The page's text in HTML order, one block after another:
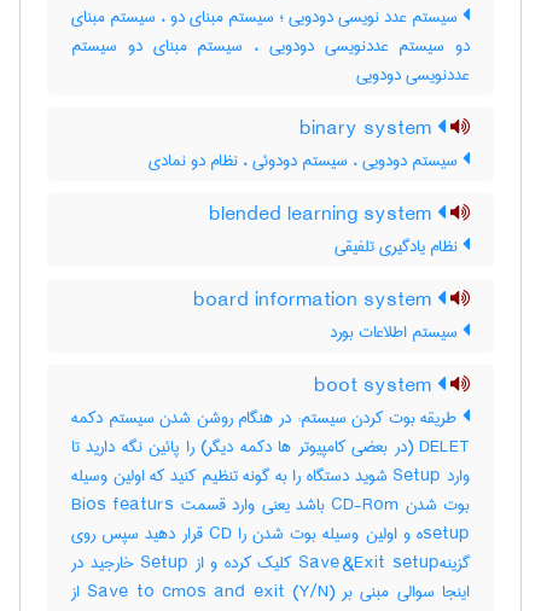
سیستم عدد نویسی دودویی ؛ سیستم مبنای دو ، سیستم مبنای
دو سیستم عددنویسی دودویی ، سیستم مبنای دو سیستم
عددنویسی دودویی
سیستم دودویی ، سیستم دودوئی ، نظام دو نمادی
نظام یادگیری تلفیقی
سیستم اطلاعات بورد
طریقه بوت کردن سیستم: در هنگام روشن شدن سیستم دکمه
DELET (در بعضی کامپیوتر ها دکمه دیگر) را پائین نگه دارید تا
وارد Setup شوید دستگاه را به گونه تنظیم کنید که اولین وسیله
بوت شدن CD-Rom باشد یعنی وارد قسمت Bios featurs
setupه و اولین وسیله بوت شدن را CD قرار دهید سپس روی
گزینهSave &Exit setup کلیک کرده و از Setup خارجید در
اینجا سوالی مبنی بر (Save to cmos and exit (Y/N از